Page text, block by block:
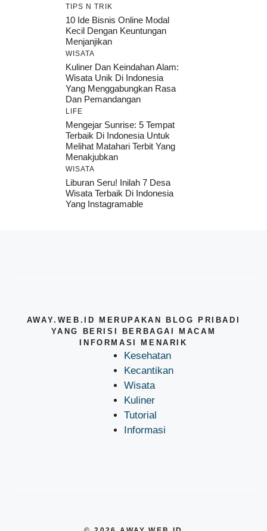
TIPS N TRIK
10 Ide Bisnis Online Modal
Kecil Dengan Keuntungan
Menjanjikan
WISATA
Kuliner Dan Keindahan Alam:
Wisata Unik Di Indonesia
Yang Menggabungkan Rasa
Dan Pemandangan
LIFE
Mengejar Sunrise: 5 Tempat
Terbaik Di Indonesia Untuk
Melihat Matahari Terbit Yang
Menakjubkan
WISATA
Liburan Seru! Inilah 7 Desa
Wisata Terbaik Di Indonesia
Yang Instagramable
AWAY.WEB.ID MERUPAKAN BLOG PRIBADI
YANG BERISI BERBAGAI MACAM
INFORMASI MENARIK
Kesehatan
Kecantikan
Wisata
Kuliner
Tutorial
Informasi